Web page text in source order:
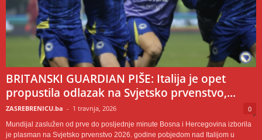
BRITANSKI GUARDIAN PIŠE: Italija je opet
propustila odlazak na Svjetsko prvenstvo,...
ZASREBRENICU.ba - 1 travnja, 2026 0
Mundijal zaslužen od prve do posljednje minute Bosna i Hercegovina izborila
je plasman na Svjetsko prvenstvo 2026. godine pobjedom nad Italijom u